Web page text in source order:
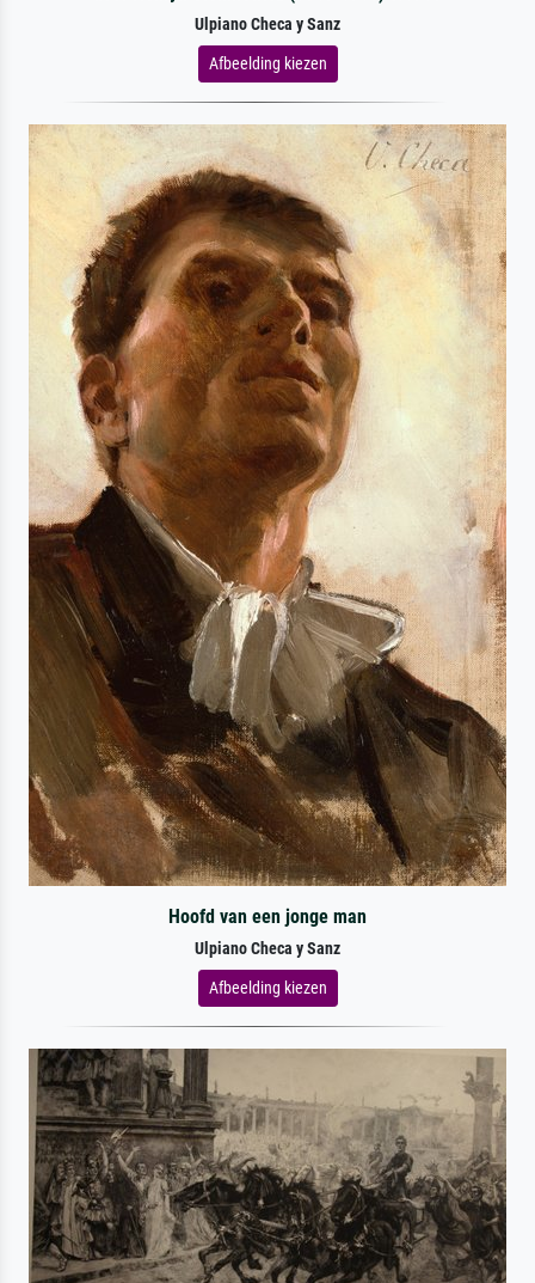
Ulpiano Checa y Sanz
Afbeelding kiezen
Hoofd van een jonge man
Ulpiano Checa y Sanz
Afbeelding kiezen